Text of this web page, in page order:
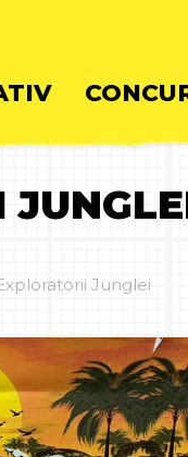
Junglei